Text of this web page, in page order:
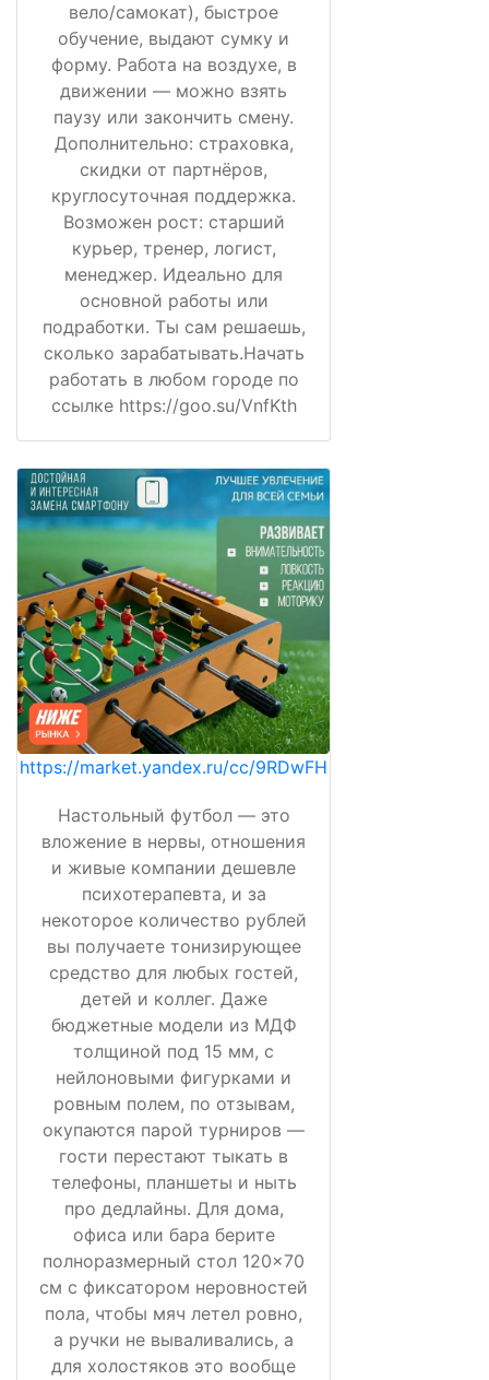
вело/самокат), быстрое
обучение, выдают сумку и
форму. Работа на воздухе, в
движении — можно взять
паузу или закончить смену.
Дополнительно: страховка,
скидки от партнёров,
круглосуточная поддержка.
Возможен рост: старший
курьер, тренер, логист,
менеджер. Идеально для
основной работы или
подработки. Ты сам решаешь,
сколько зарабатывать.Начать
работать в любом городе по
ссылке https://goo.su/VnfKth
https://market.yandex.ru/cc/9RDwFH
Настольный футбол — это
вложение в нервы, отношения
и живые компании дешевле
психотерапевта, и за
некоторое количество рублей
вы получаете тонизирующее
средство для любых гостей,
детей и коллег. Даже
бюджетные модели из МДФ
толщиной под 15 мм, с
нейлоновыми фигурками и
ровным полем, по отзывам,
окупаются парой турниров —
гости перестают тыкать в
телефоны, планшеты и ныть
про дедлайны. Для дома,
офиса или бара берите
полноразмерный стол 120×70
см с фиксатором неровностей
пола, чтобы мяч летел ровно,
а ручки не вываливались, а
для холостяков это вообще